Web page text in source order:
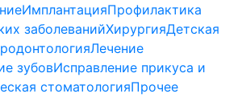
ИмплантацияПрофилактика
заболеванийХирургияДетская
Лечение
зубовИсправление прикуса и
стоматологияПрочее